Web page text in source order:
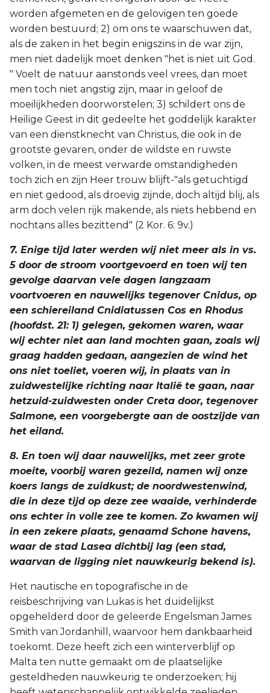
worden afgemeten en de gelovigen ten goede
worden bestuurd; 2) om ons te waarschuwen dat,
als de zaken in het begin enigszins in de war zijn,
men niet dadelijk moet denken "het is niet uit God.
" Voelt de natuur aanstonds veel vrees, dan moet
men toch niet angstig zijn, maar in geloof de
moeilijkheden doorworstelen; 3) schildert ons de
Heilige Geest in dit gedeelte het goddelijk karakter
van een dienstknecht van Christus, die ook in de
grootste gevaren, onder de wildste en ruwste
volken, in de meest verwarde omstandigheden
toch zich en zijn Heer trouw blijft-"als getuchtigd
en niet gedood, als droevig zijnde, doch altijd blij, als
arm doch velen rijk makende, als niets hebbend en
nochtans alles bezittend" (2 Kor. 6: 9v.)
7. Enige tijd later werden wij niet meer als in vs.
5 door de stroom voortgevoerd en toen wij ten
gevolge daarvan vele dagen langzaam
voortvoeren en nauwelijks tegenover Cnidus, op
een schiereiland Cnidiatussen Cos en Rhodus
(hoofdst. 21: 1) gelegen, gekomen waren, waar
wij echter niet aan land mochten gaan, zoals wij
graag hadden gedaan, aangezien de wind het
ons niet toeliet, voeren wij, in plaats van in
zuidwestelijke richting naar Italië te gaan, naar
hetzuid-zuidwesten onder Creta door, tegenover
Salmone, een voorgebergte aan de oostzijde van
het eiland.
8. En toen wij daar nauwelijks, met zeer grote
moeite, voorbij waren gezeild, namen wij onze
koers langs de zuidkust; de noordwestenwind,
die in deze tijd op deze zee waaide, verhinderde
ons echter in volle zee te komen. Zo kwamen wij
in een zekere plaats, genaamd Schone havens,
waar de stad Lasea dichtbij lag (een stad,
waarvan de ligging niet nauwkeurig bekend is).
Het nautische en topografische in de
reisbeschrijving van Lukas is het duidelijkst
opgehelderd door de geleerde Engelsman James
Smith van Jordanhill, waarvoor hem dankbaarheid
toekomt. Deze heeft zich een winterverblijf op
Malta ten nutte gemaakt om de plaatselijke
gesteldheden nauwkeurig te onderzoeken; hij